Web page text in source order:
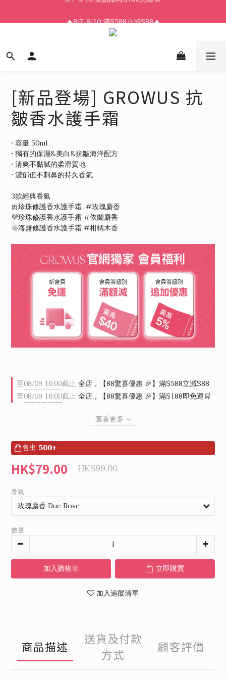
8/7-8/10 全館限時$188免運🛒
[新品登場] GROWUS 抗
皺香水護手霜
• 容量 50ml
• 獨有的保濕&美白&抗皺海洋配方
• 清爽不黏膩的柔滑質地
• 濃郁但不剌鼻的持久香氣
3款經典香氣
🎀珍珠修護香水護手霜  #玫瑰麝香
💜珍珠修護香水護手霜 #依蘭麝香
🌞海鹽修護香水護手霜 #柑橘木香
至08/09 16:00截止全店，【88驚喜優惠 🎉】滿$588立減$88
至08/09 16:00截止全店，【88驚喜優惠 🎉】滿$188即免運🛒
查看更多
售出 500+
HK$79.00 HK$99.00
香氣
數量
加入購物車 立即購買
加入追蹤清單
商品描述
送貨及付款
方式
顧客評價